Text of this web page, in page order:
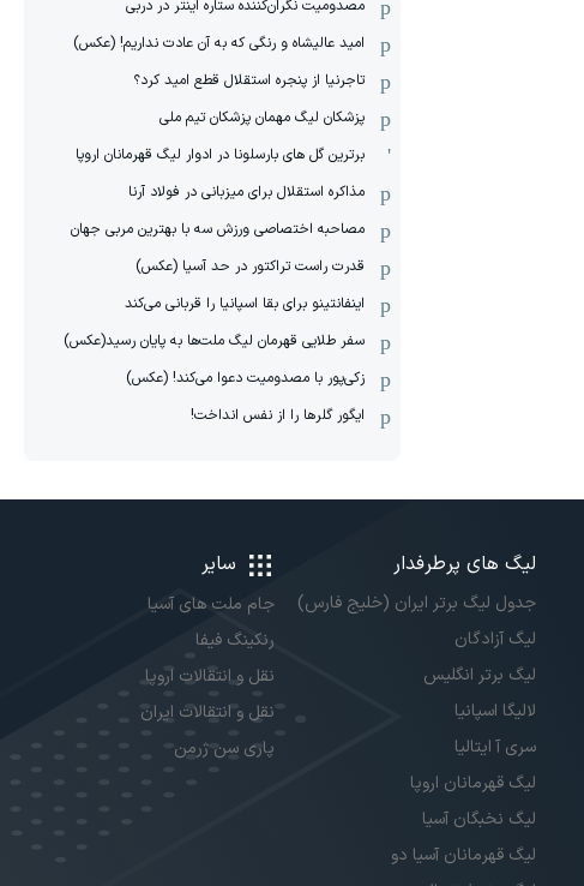
مصدومیت نگران‌کننده ستاره اینتر در دربی
امید عالیشاه و رنگی که به آن عادت نداریم! (عکس)
تاجرنیا از پنجره استقلال قطع امید کرد؟
پزشکان لیگ مهمان پزشکان تیم ملی
برترین گل های بارسلونا در ادوار لیگ قهرمانان اروپا
مذاکره استقلال برای میزبانی در فولاد آرنا
مصاحبه اختصاصی ورزش سه با بهترین مربی جهان
قدرت راست تراکتور در حد آسیا (عکس)
اینفانتینو برای بقا اسپانیا را قربانی می‌کند
سفر طلایی قهرمان لیگ ملت‌ها به پایان رسید(عکس)
زکی‌پور با مصدومیت دعوا می‌کند! (عکس)
ایگور گلرها را از نفس انداخت!
لیگ های پرطرفدار
جدول لیگ برتر ایران (خلیج فارس)
لیگ آزادگان
لیگ برتر انگلیس
لالیگا اسپانیا
سری آ ایتالیا
لیگ قهرمانان اروپا
لیگ نخبگان آسیا
لیگ قهرمانان آسیا دو
سایر
جام ملت های آسیا
رنکینگ فیفا
نقل و انتقالات اروپا
نقل و انتقالات ایران
پاری سن ژرمن